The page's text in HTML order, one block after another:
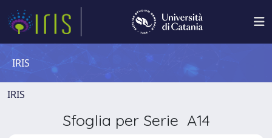
IRIS
IRIS
Sfoglia per Serie A14